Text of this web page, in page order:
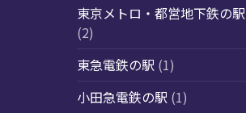
東京メトロ・都営地下鉄の駅
(2)
東急電鉄の駅 (1)
小田急電鉄の駅 (1)